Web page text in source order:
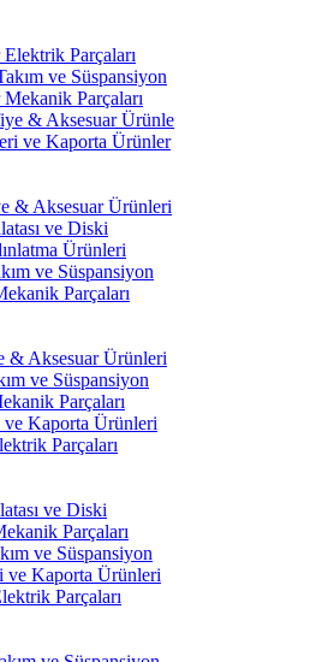
Parçaları
ve Süspansiyon
Parçaları
& Aksesuar Ürünle
ve Kaporta Ürünler
& Aksesuar Ürünleri
ve Diski
Ürünleri
ve Süspansiyon
Parçaları
& Aksesuar Ürünleri
ve Süspansiyon
Parçaları
Kaporta Ürünleri
Parçaları
ve Diski
Parçaları
ve Süspansiyon
ve Kaporta Ürünleri
Parçaları